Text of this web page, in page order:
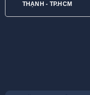
THẠNH - TP.HCM